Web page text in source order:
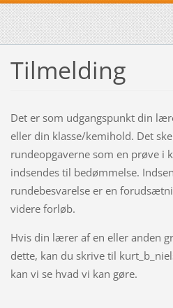
Tilmelding
Det er som udgangspunkt din
eller din klasse/kemihold. Det
rundeopgaverne som en prøve i
indsendes til bedømmelse.
rundebesvarelse er en
videre forløb.
Hvis din lærer af en eller anden
dette, kan du skrive til
kan vi se hvad vi kan gøre.